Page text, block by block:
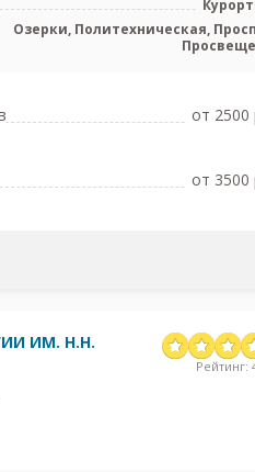
Озерки, Политехническая,
от 2500
от 3500
ИМ. Н.Н.
Рейтинг: